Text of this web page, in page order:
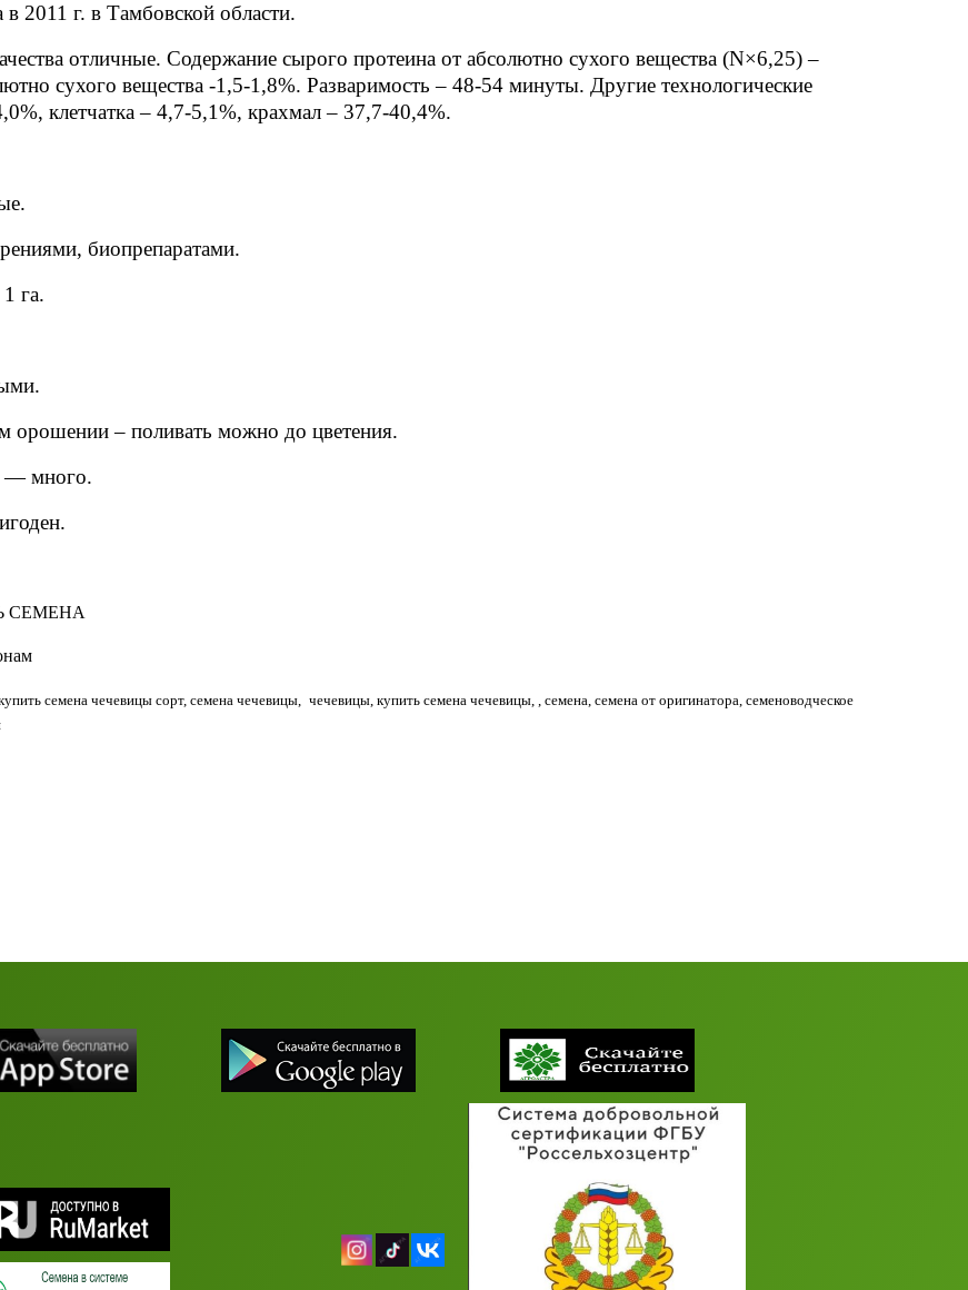
2011 г. в Тамбовской области.
отличные. Содержание сырого протеина от абсолютно сухого вещества (N×6,25) –
сухого вещества -1,5-1,8%. Разваримость – 48-54 минуты. Другие технологические
клетчатка – 4,7-5,1%, крахмал – 37,7-40,4%.
биопрепаратами.
га.
орошении – поливать можно до цветения.
— много.
СЕМЕНА
семена чечевицы сорт, семена чечевицы, чечевицы, купить семена чечевицы, , семена, семена от оригинатора, семеноводческое